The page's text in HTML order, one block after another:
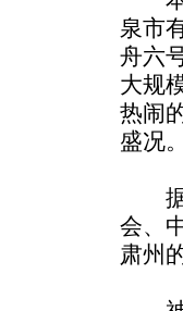
泉市
舟六
大规
热闹
盛况。
据
会、
肃州